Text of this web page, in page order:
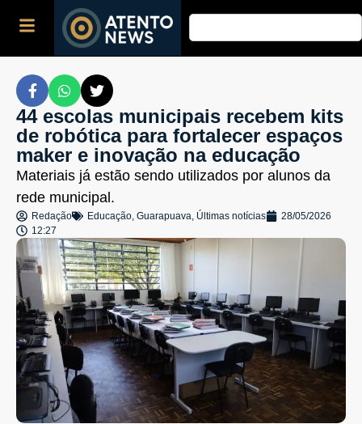
44 escolas municipais recebem kits
de robótica para fortalecer espaços
maker e inovação na educação
Materiais já estão sendo utilizados por alunos da
rede municipal.
Redação Educação, Guarapuava, Últimas notícias
28/05/2026
12:27